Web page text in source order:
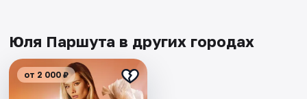
Юля Паршута в других городах
от 2 000 ₽